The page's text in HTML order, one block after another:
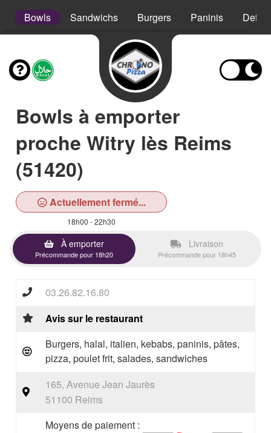
Bowls Sandwichs Burgers Paninis
Bowls à emporter
proche Witry lès Reims
(51420)
Actuellement fermé...
18h00 - 22h30
À emporter
Précommande pour 18h20
Livraison
Précommande pour 18h45
03.26.82.16.80
Avis sur le restaurant
Burgers, halal, italien, kebabs, paninis, pâtes,
pizza, poulet frit, salades, sandwiches
165, Avenue Jean Jaurès
51100 Reims
Moyens de paiement :